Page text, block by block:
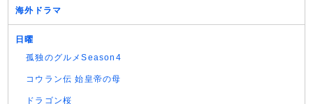
海外ドラマ
日曜
孤独のグルメSeason4
コウラン伝 始皇帝の母
ドラゴン桜